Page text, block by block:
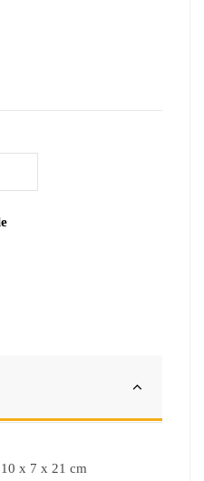
10 x 7 x 21 cm